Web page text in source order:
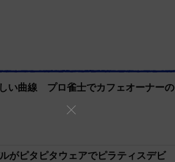
い曲線 プロ雀士でカフェオーナーの
がピタピタウェアでピラティスデビ